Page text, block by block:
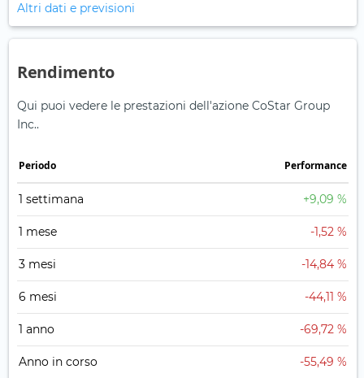
Altri dati e previsioni
Rendimento
Qui puoi vedere le prestazioni dell'azione CoStar Group
Inc..
Periodo Performance
1 settimana +9,09 %
1 mese -1,52 %
3 mesi -14,84 %
6 mesi -44,11 %
1 anno -69,72 %
Anno in corso -55,49 %